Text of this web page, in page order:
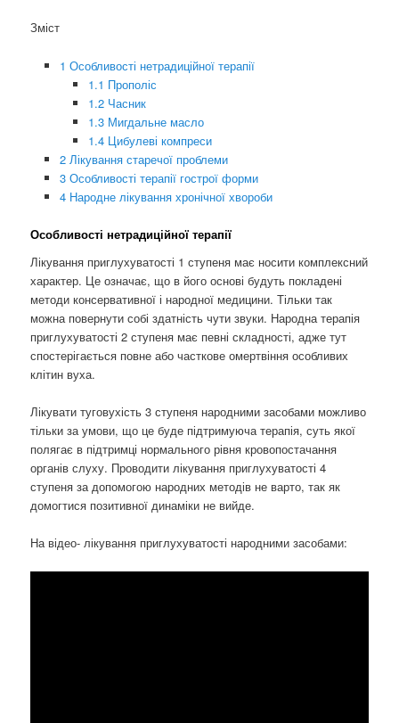
Зміст
1 Особливості нетрадиційної терапії
1.1 Прополіс
1.2 Часник
1.3 Мигдальне масло
1.4 Цибулеві компреси
2 Лікування старечої проблеми
3 Особливості терапії гострої форми
4 Народне лікування хронічної хвороби
Особливості нетрадиційної терапії
Лікування приглухуватості 1 ступеня має носити комплексний
характер. Це означає, що в його основі будуть покладені
методи консервативної і народної медицини. Тільки так
можна повернути собі здатність чути звуки. Народна терапія
приглухуватості 2 ступеня має певні складності, адже тут
спостерігається повне або часткове омертвіння особливих
клітин вуха.
Лікувати туговухість 3 ступеня народними засобами можливо
тільки за умови, що це буде підтримуюча терапія, суть якої
полягає в підтримці нормального рівня кровопостачання
органів слуху. Проводити лікування приглухуватості 4
ступеня за допомогою народних методів не варто, так як
домогтися позитивної динаміки не вийде.
На відео- лікування приглухуватості народними засобами: